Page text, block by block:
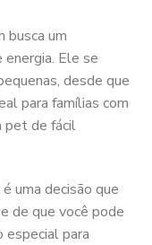
busca um
energia. Ele se
desde que
para famílias com
pet de fácil
uma decisão que
de que você pode
especial para